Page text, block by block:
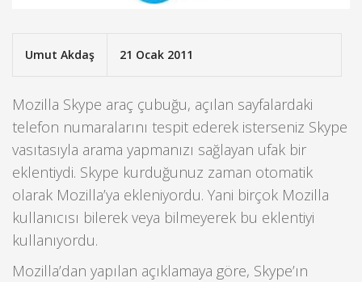
Umut Akdaş 21 Ocak 2011
Mozilla Skype araç çubuğu, açılan sayfalardaki
telefon numaralarını tespit ederek isterseniz Skype
vasıtasıyla arama yapmanızı sağlayan ufak bir
eklentiydi. Skype kurduğunuz zaman otomatik
olarak Mozilla’ya ekleniyordu. Yani birçok Mozilla
kullanıcısı bilerek veya bilmeyerek bu eklentiyi
kullanıyordu.
Mozilla’dan yapılan açıklamaya göre, Skype’ın